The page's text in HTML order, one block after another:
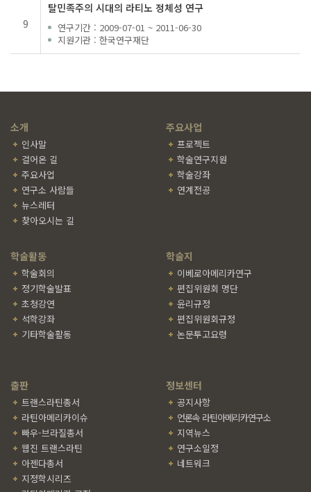
9
탈민족주의 시대의 라티노 정체성 연구
연구기간 : 2009-07-01 ~ 2011-06-30
지원기관 : 한국연구재단
소개
인사말
걸어온 길
주요사업
연구소 사람들
뉴스레터
찾아오시는 길
주요사업
프로젝트
학술연구지원
학술강좌
연계전공
학술활동
학술회의
정기학술발표
초청강연
석학강좌
기타학술활동
학술지
이베로아메리카연구
편집위원회 명단
윤리규정
편집위원회규정
논문투고요령
출판
트랜스라틴총서
라틴아메리카이슈
빠우-브라질총서
웹진 트랜스라틴
아젠다총서
지정학시리즈
정보센터
공지사항
언론속 라틴아메리카연구소
지역뉴스
연구소일정
네트워크